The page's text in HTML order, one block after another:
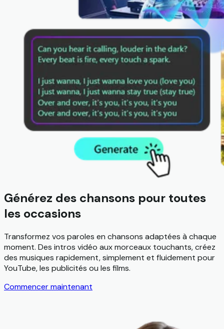
Générez des chansons pour toutes
les occasions
Transformez vos paroles en chansons adaptées à chaque
moment. Des intros vidéo aux morceaux touchants, créez
des musiques rapidement, simplement et fluidement pour
YouTube, les publicités ou les films.
Commencer maintenant